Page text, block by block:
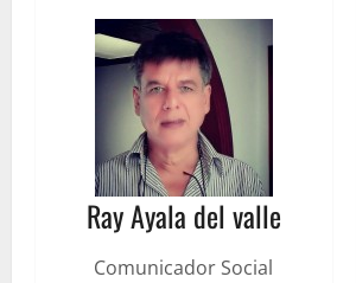
Ray Ayala del valle
Comunicador Social